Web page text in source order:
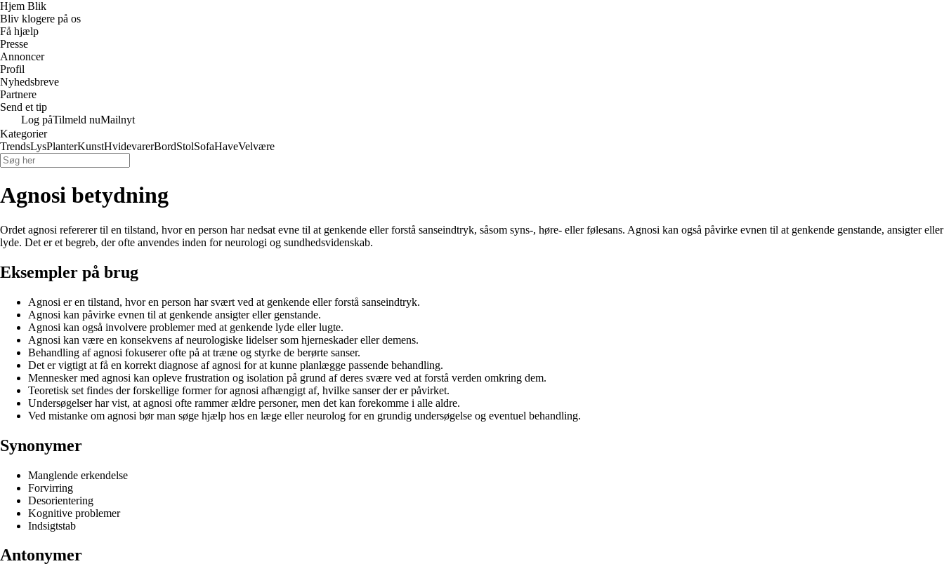
Hjem Blik
Bliv klogere på os
Få hjælp
Presse
Annoncer
Profil
Nyhedsbreve
Partnere
Send et tip
Log påTilmeld nuMailnyt
Kategorier
TrendsLysPlanterKunstHvidevarerBordStolSofaHaveVelvære
Agnosi betydning
Ordet agnosi refererer til en tilstand, hvor en person har nedsat evne til at genkende eller forstå sanseindtryk, såsom syns-, høre- eller følesans. Agnosi kan også påvirke evnen til at genkende genstande, ansigter eller
lyde. Det er et begreb, der ofte anvendes inden for neurologi og sundhedsvidenskab.
Eksempler på brug
Agnosi er en tilstand, hvor en person har svært ved at genkende eller forstå sanseindtryk.
Agnosi kan påvirke evnen til at genkende ansigter eller genstande.
Agnosi kan også involvere problemer med at genkende lyde eller lugte.
Agnosi kan være en konsekvens af neurologiske lidelser som hjerneskader eller demens.
Behandling af agnosi fokuserer ofte på at træne og styrke de berørte sanser.
Det er vigtigt at få en korrekt diagnose af agnosi for at kunne planlægge passende behandling.
Mennesker med agnosi kan opleve frustration og isolation på grund af deres svære ved at forstå verden omkring dem.
Teoretisk set findes der forskellige former for agnosi afhængigt af, hvilke sanser der er påvirket.
Undersøgelser har vist, at agnosi ofte rammer ældre personer, men det kan forekomme i alle aldre.
Ved mistanke om agnosi bør man søge hjælp hos en læge eller neurolog for en grundig undersøgelse og eventuel behandling.
Synonymer
Manglende erkendelse
Forvirring
Desorientering
Kognitive problemer
Indsigtstab
Antonymer